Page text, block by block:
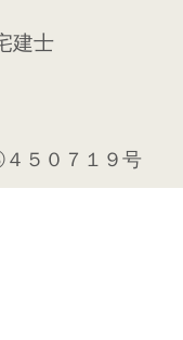
建士
５０７１９号